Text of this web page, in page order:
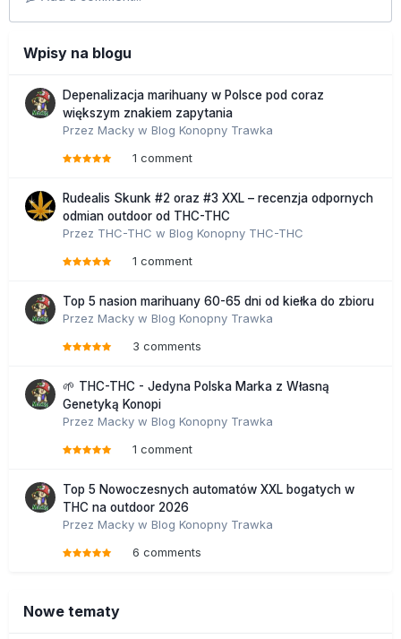
Wpisy na blogu
Depenalizacja marihuany w Polsce pod coraz
większym znakiem zapytania
Przez Macky w Blog Konopny Trawka
1 comment
Rudealis Skunk #2 oraz #3 XXL – recenzja odpornych
odmian outdoor od THC-THC
Przez THC-THC w Blog Konopny THC-THC
1 comment
Top 5 nasion marihuany 60-65 dni od kiełka do zbioru
Przez Macky w Blog Konopny Trawka
3 comments
🌱 THC-THC - Jedyna Polska Marka z Własną
Genetyką Konopi
Przez Macky w Blog Konopny Trawka
1 comment
Top 5 Nowoczesnych automatów XXL bogatych w
THC na outdoor 2026
Przez Macky w Blog Konopny Trawka
6 comments
Nowe tematy